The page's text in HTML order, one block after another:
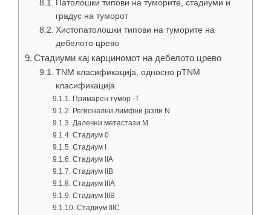
Патолошки типови на туморите, стадиуми и
градус на туморот
Хистопатолошки типови на туморите на
дебелото црево
Стадиуми кај карциномот на дебелото црево
TNM класификација, односно pTNM
класификација
Примарен тумор -Т
Регионални лимфни јазли N
Далечни метастази M
Стадиум 0
Стадиум I
Стадиум IIA
Стадиум IIB
Стадиум IIIA
Стадиум IIIB
Стадиум IIIC